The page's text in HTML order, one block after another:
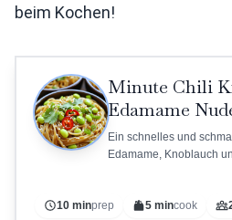
beim Kochen!
Minute Chili
Edamame
Ein schnelles und
Edamame, Knoblauch
10 minprep 5 mincook